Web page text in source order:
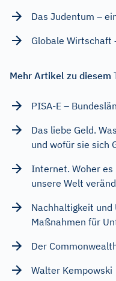
Das Judentum –
Globale Wirtschaft
Mehr Artikel zu diesem
PISA-E –
Das liebe Geld.
und wofür sie sich
Internet. Woher
unsere Welt
Nachhaltigkeit
Maßnahmen für
Der
Walter Kempowski